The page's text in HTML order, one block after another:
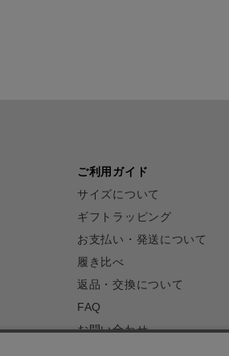
ご利用ガイド
サイズについて
ギフトラッピング
お支払い・発送について
履き比べ
返品・交換について
FAQ
お問い合わせ